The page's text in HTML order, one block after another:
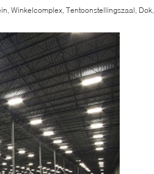
Winkelcomplex, Tentoonstellingszaal, Dok,